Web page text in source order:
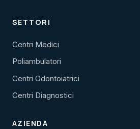
SETTORI
Centri Medici
Poliambulatori
Centri Odontoiatrici
Centri Diagnostici
AZIENDA